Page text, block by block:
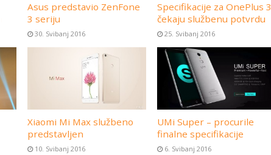
Asus predstavio ZenFone
3 seriju
30. Svibanj 2016
Specifikacije za OnePlus 3
čekaju službenu potvrdu
25. Svibanj 2016
Xiaomi Mi Max službeno
predstavljen
10. Svibanj 2016
UMi Super – procurile
finalne specifikacije
6. Svibanj 2016